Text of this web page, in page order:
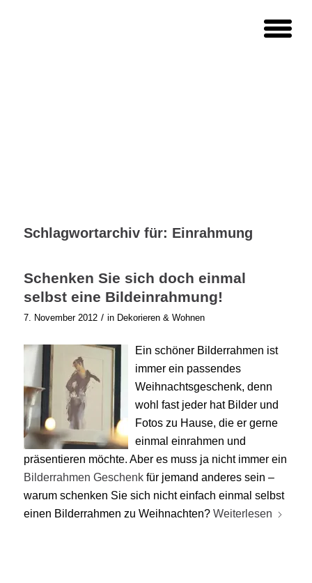
Schlagwortarchiv für: Einrahmung
Schenken Sie sich doch einmal
selbst eine Bildeinrahmung!
7. November 2012 / in Dekorieren & Wohnen
Ein schöner Bilderrahmen ist
immer ein passendes
Weihnachtsgeschenk, denn
wohl fast jeder hat Bilder und
Fotos zu Hause, die er gerne
einmal einrahmen und
präsentieren möchte. Aber es muss ja nicht immer ein
Bilderrahmen Geschenkfür jemand anderes sein –
warum schenken Sie sich nicht einfach einmal selbst
einen Bilderrahmen zu Weihnachten? Weiterlesen